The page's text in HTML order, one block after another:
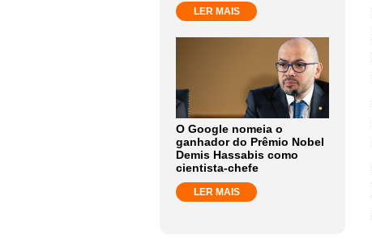
LER MAIS
O Google nomeia o
ganhador do Prêmio Nobel
Demis Hassabis como
cientista-chefe
LER MAIS